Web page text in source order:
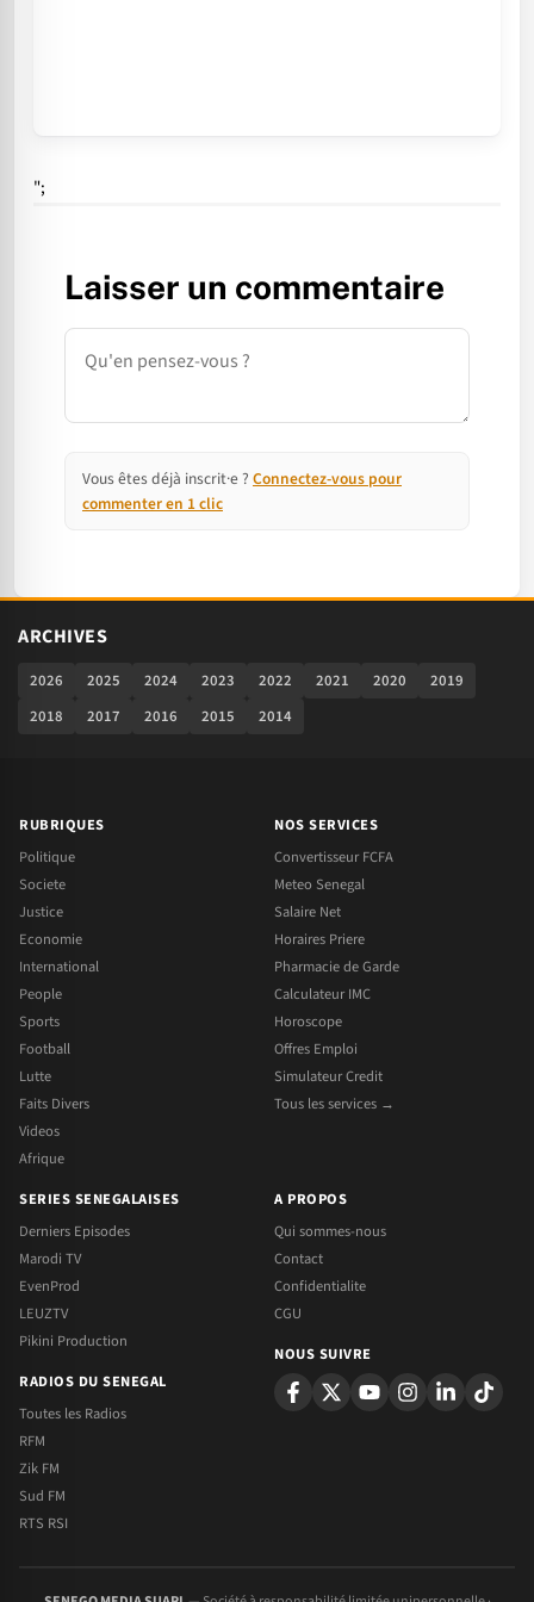
";
Laisser un commentaire
Commentaire
Vous êtes déjà inscrit·e ? Connectez-vous pour
commenter en 1 clic
ARCHIVES
2026 2025 2024 2023 2022 2021 2020
2019
2018
2017 2016 2015 2014
RUBRIQUES
Politique
Societe
Justice
Economie
International
People
Sports
Football
Lutte
Faits Divers
Videos
Afrique
NOS SERVICES
Convertisseur FCFA
Meteo Senegal
Salaire Net
Horaires Priere
Pharmacie de Garde
Calculateur IMC
Horoscope
Offres Emploi
Simulateur Credit
Tous les services →
SERIES SENEGALAISES
Derniers Episodes
Marodi TV
EvenProd
LEUZTV
Pikini Production
RADIOS DU SENEGAL
Toutes les Radios
RFM
Zik FM
Sud FM
RTS RSI
A PROPOS
Qui sommes-nous
Contact
Confidentialite
CGU
NOUS SUIVRE